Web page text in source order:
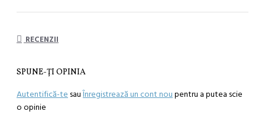
RECENZII
SPUNE-ŢI OPINIA
Autentifică-te sauÎnregistrează un cont nou pentru a putea scie
o opinie